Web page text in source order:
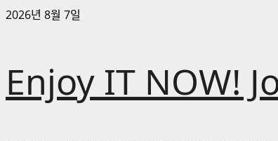
콘
바
로
2026년 8월 7일
Enjoy IT NOW!